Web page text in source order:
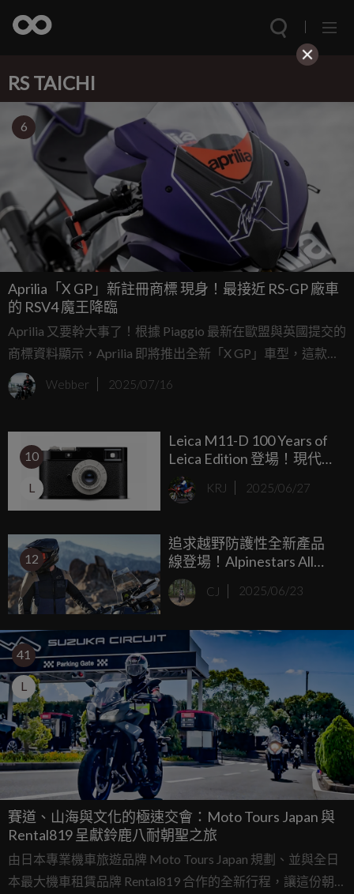
RS TAICHI
6
Aprilia「X GP」新註冊商標 現身！最接近 RS-GP 廠車
的 RSV4 魔王降臨
Aprilia 又要幹大事了！根據 Piaggio 最新在歐盟與英國提交的
商標資料顯示，Aprilia 即將推出全新「X GP」車型，這款車
很可能會成為 RSV4 系列中最狂、最接近 MotoGP 廠車 DNA
的「終極武器」。
Webber 2025/07/16
10
L
Leica M11-D 100 Years of
Leica Edition 登場！現代重
現 1925 年經典鏡頭
KRJ 2025/06/27
12
追求越野防護性全新產品
線登場！Alpinestars All
Terra系列正式發表
CJ 2025/06/23
41
L
賽道、山海與文化的極速交會：Moto Tours Japan 與
Rental819 呈獻鈴鹿八耐朝聖之旅
由日本專業機車旅遊品牌 Moto Tours Japan 規劃、並與全日
本最大機車租賃品牌 Rental819 合作的全新行程，讓這份朝